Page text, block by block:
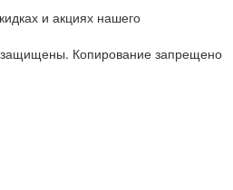
и акциях нашего
Копирование запрещено